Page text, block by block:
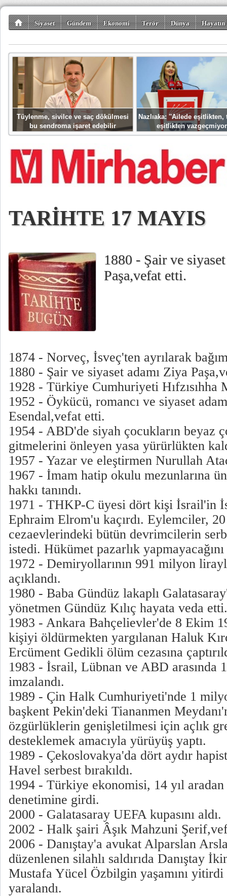
Siyaset Gündem Ekonomi Terör Dünya
Tüylenme, sivilce ve saç dökülmesi
bu sendroma işaret edebilir
Nazlıaka: ''Ailede eşitlikten,
eşitlikten
TARİHTE 17 MAYIS
1880 - Şair ve
Paşa,vefat etti.
1874 - Norveç, İsveç'ten ayrılarak
1880 - Şair ve siyaset adamı Ziya
1928 - Türkiye Cumhuriyeti Hıfzısıhha
1952 - Öykücü, romancı ve siyaset
Esendal,vefat etti.
1954 - ABD'de siyah çocukların beyaz
gitmelerini önleyen yasa yürürlükten
1957 - Yazar ve eleştirmen Nurullah
1967 - İmam hatip okulu mezunlarına
hakkı tanındı.
1971 - THKP-C üyesi dört kişi İsrail'in
Ephraim Elrom'u kaçırdı. Eylemciler, 20
cezaevlerindeki bütün devrimcilerin
istedi. Hükümet pazarlık yapmayacağını
1972 - Demiryollarının 991 milyon
açıklandı.
1980 - Baba Gündüz lakaplı
yönetmen Gündüz Kılıç hayata veda etti.
1983 - Ankara Bahçelievler'de 8 Ekim
kişiyi öldürmekten yargılanan Haluk
Ercüment Gedikli ölüm cezasına
1983 - İsrail, Lübnan ve ABD arasında
imzalandı.
1989 - Çin Halk Cumhuriyeti'nde 1
başkent Pekin'deki Tiananmen
özgürlüklerin genişletilmesi için açlık
desteklemek amacıyla yürüyüş yaptı.
1989 - Çekoslovakya'da dört aydır
Havel serbest bırakıldı.
1994 - Türkiye ekonomisi, 14 yıl
denetimine girdi.
2000 - Galatasaray UEFA kupasını aldı.
2002 - Halk şairi Âşık Mahzuni
2006 - Danıştay'a avukat Alparslan
düzenlenen silahlı saldırıda Danıştay
Mustafa Yücel Özbilgin yaşamını
yaralandı.